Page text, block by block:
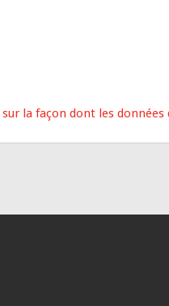
la façon dont les données